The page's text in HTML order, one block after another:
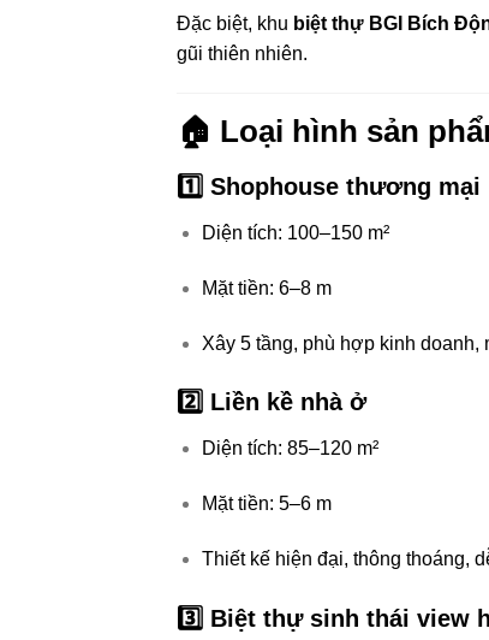
Đặc biệt, khu biệt thự BGI Bích
gũi thiên nhiên.
🏠 Loại hình sản
1️⃣ Shophouse thương mại
Diện tích: 100–150 m²
Mặt tiền: 6–8 m
Xây 5 tầng, phù hợp kinh doanh,
2️⃣ Liền kề nhà ở
Diện tích: 85–120 m²
Mặt tiền: 5–6 m
Thiết kế hiện đại, thông thoáng,
3️⃣ Biệt thự sinh thái view